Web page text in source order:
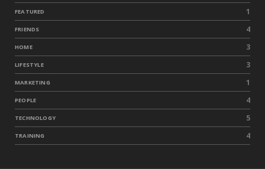
FEATURED 1
FRIENDS 4
HOME 3
LIFESTYLE 3
MARKETING 1
PEOPLE 4
TECHNOLOGY 5
TRAINING 4